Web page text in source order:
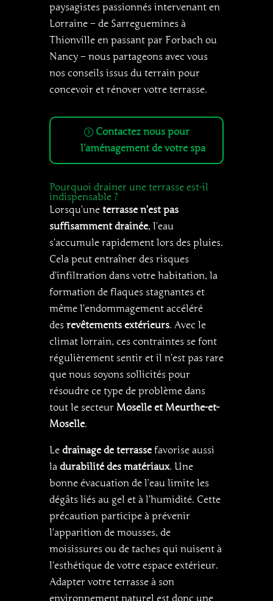
paysagistes passionnés intervenant en
Lorraine – de Sarreguemines à
Thionville en passant par Forbach ou
Nancy – nous partageons avec vous
nos conseils issus du terrain pour
concevoir et rénover votre terrasse.
Contactez nous pour
l'aménagement de votre spa
Pourquoi drainer une terrasse est-il
indispensable ?
Lorsqu’une terrasse n’est pas
suffisamment drainée, l’eau
s’accumule rapidement lors des pluies.
Cela peut entraîner des risques
d’infiltration dans votre habitation, la
formation de flaques stagnantes et
même l’endommagement accéléré
des revêtements extérieurs. Avec le
climat lorrain, ces contraintes se font
régulièrement sentir et il n’est pas rare
que nous soyons sollicités pour
résoudre ce type de problème dans
tout le secteur Moselle et Meurthe-et-
Moselle.
Le drainage de terrasse favorise aussi
la durabilité des matériaux. Une
bonne évacuation de l’eau limite les
dégâts liés au gel et à l’humidité. Cette
précaution participe à prévenir
l’apparition de mousses, de
moisissures ou de taches qui nuisent à
l’esthétique de votre espace extérieur.
Adapter votre terrasse à son
environnement naturel est donc une